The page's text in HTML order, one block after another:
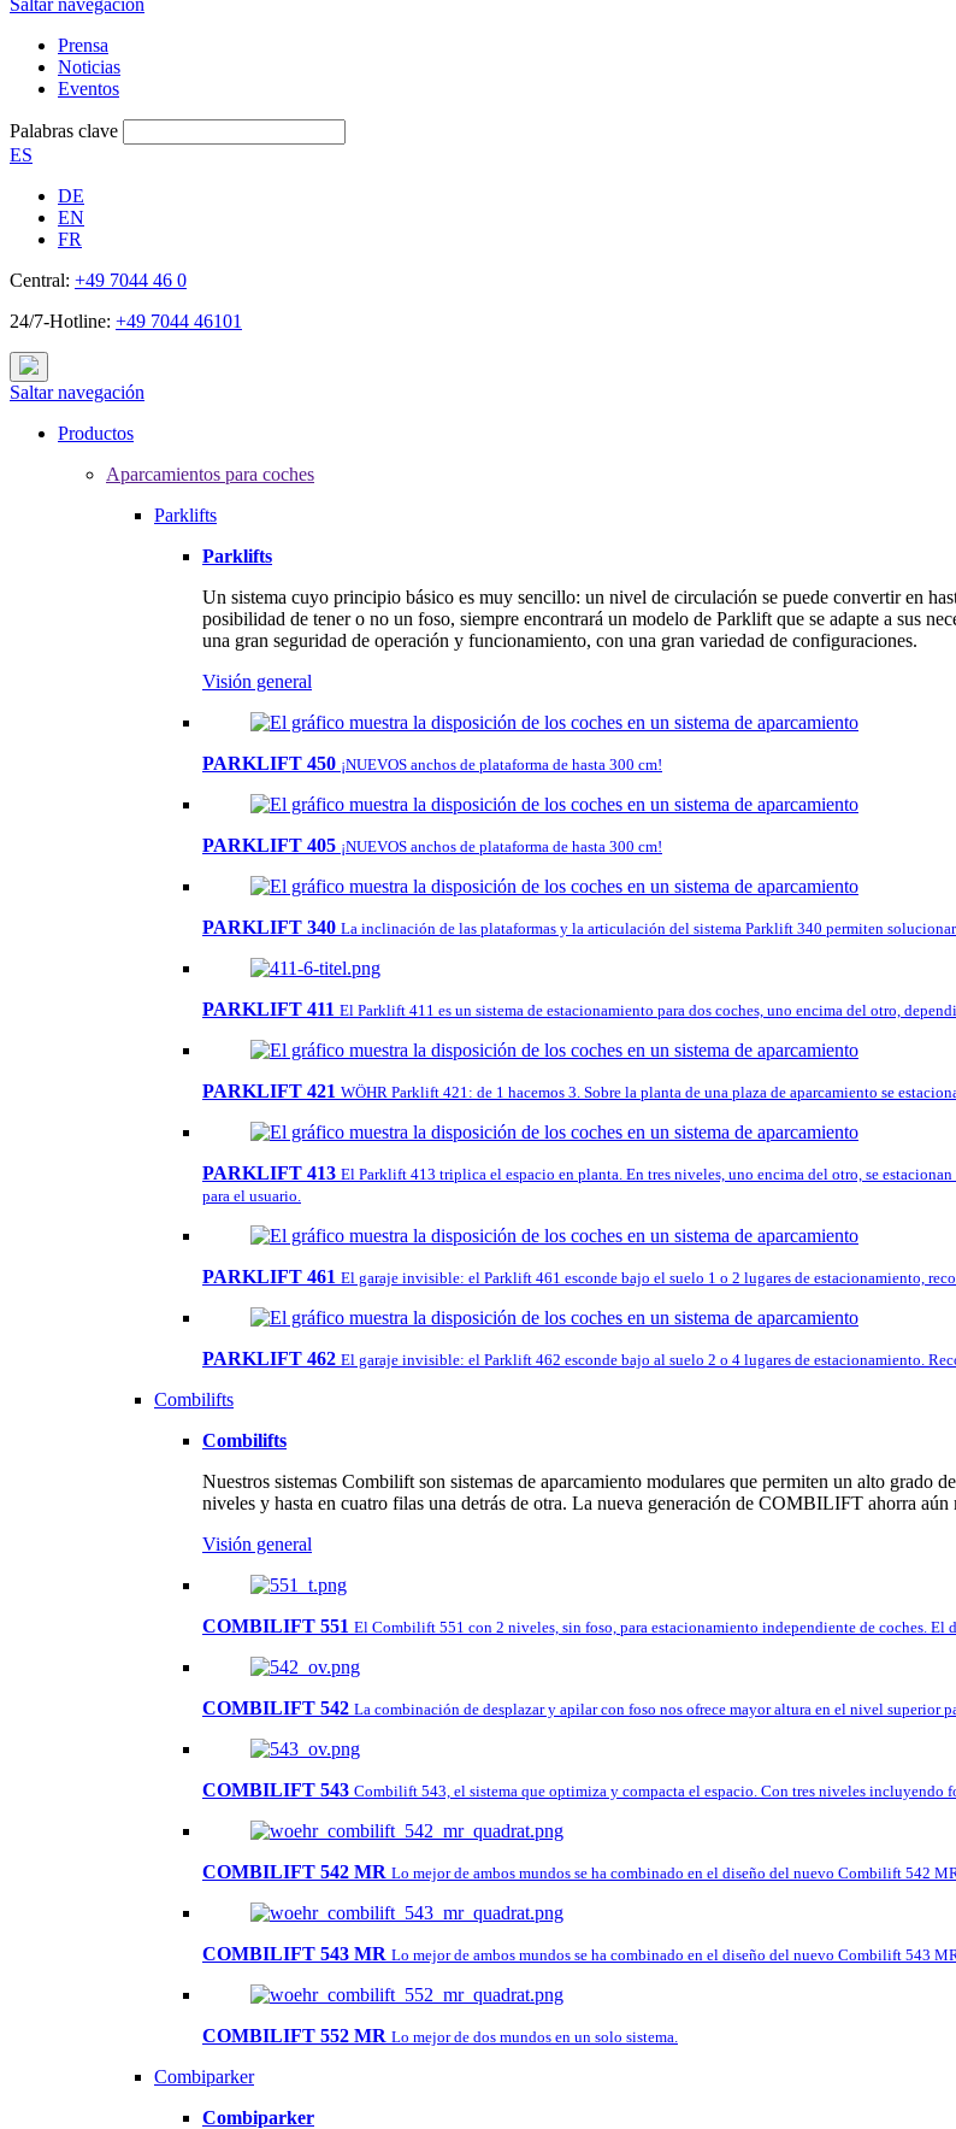
Saltar navegación
Prensa
Noticias
Eventos
Palabras clave
ES
DE
EN
FR
Central: +49 7044 46 0
24/7-Hotline: +49 7044 46101
Saltar navegación
Productos
Aparcamientos para coches
Parklifts
Parklifts
Un sistema cuyo principio básico es muy sencillo: un nivel de circulación se puede convertir en
posibilidad de tener o no un foso, siempre encontrará un modelo de Parklift que se adapte a sus
una gran seguridad de operación y funcionamiento, con una gran variedad de configuraciones.
Visión general
PARKLIFT 450 ¡NUEVOS anchos de plataforma de hasta 300 cm!
PARKLIFT 405 ¡NUEVOS anchos de plataforma de hasta 300 cm!
PARKLIFT 340 La inclinación de las plataformas y la articulación del sistema Parklift 340 permiten
PARKLIFT 411 El Parklift 411 es un sistema de estacionamiento para dos coches, uno encima del otro,
PARKLIFT 421 WÖHR Parklift 421: de 1 hacemos 3. Sobre la planta de una plaza de aparcamiento se
PARKLIFT 413 El Parklift 413 triplica el espacio en planta. En tres niveles, uno encima del otro, se
para el usuario.
PARKLIFT 461 El garaje invisible: el Parklift 461 esconde bajo el suelo 1 o 2 lugares de estacionamiento,
PARKLIFT 462 El garaje invisible: el Parklift 462 esconde bajo al suelo 2 o 4 lugares de estacionamiento.
Combilifts
Combilifts
Nuestros sistemas Combilift son sistemas de aparcamiento modulares que permiten un alto grado
niveles y hasta en cuatro filas una detrás de otra. La nueva generación de COMBILIFT ahorra aún
Visión general
COMBILIFT 551 El Combilift 551 con 2 niveles, sin foso, para estacionamiento independiente de coches.
COMBILIFT 542 La combinación de desplazar y apilar con foso nos ofrece mayor altura en el nivel superior
COMBILIFT 543 Combilift 543, el sistema que optimiza y compacta el espacio. Con tres niveles incluyendo
COMBILIFT 542 MR Lo mejor de ambos mundos se ha combinado en el diseño del nuevo Combilift 542
COMBILIFT 543 MR Lo mejor de ambos mundos se ha combinado en el diseño del nuevo Combilift 543
COMBILIFT 552 MR Lo mejor de dos mundos en un solo sistema.
Combiparker
Combiparker